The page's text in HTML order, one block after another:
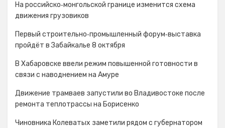
На российско‑монгольской границе изменится схема
движения грузовиков
Первый строительно‑промышленный форум‑выставка
пройдёт в Забайкалье 8 октября
В Хабаровске ввели режим повышенной готовности в
связи с наводнением на Амуре
Движение трамваев запустили во Владивостоке после
ремонта теплотрассы на Борисенко
Чиновника Колеватых заметили рядом с губернатором